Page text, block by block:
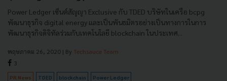
Power Ledger เซ็นต์สัญญา Exclusive กับ TDED บริษัทในเครือ bcpg
พัฒนาธุรกิจ digital energy และเป็นพันธมิตรอย่างเป็นทางการในการ
พัฒนาธุรกิจดิจิทัลร่วมกับเทคโนโลยี blockchain ในประเทศ...
พฤษภาคม 26, 2020 | By Techsauce Team
3
PR News TDED blockchain Power Ledger